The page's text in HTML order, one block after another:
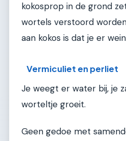
kokosprop in de grond
wortels verstoord
aan kokos is dat je er
Vermiculiet en perliet
Je weegt er water bij, je
worteltje groeit.
Geen gedoe met